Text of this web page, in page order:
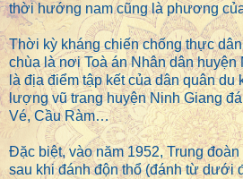
thời hướng nam cũng là phương
Thời kỳ kháng chiến chống thực
chùa là nơi Toà án Nhân dân huyện
là địa điểm tập kết của dân quân
lượng vũ trang huyện Ninh Giang
Vé, Cầu Ràm…
Đặc biệt, vào năm 1952, Trung
sau khi đánh độn thổ (đánh từ dưới